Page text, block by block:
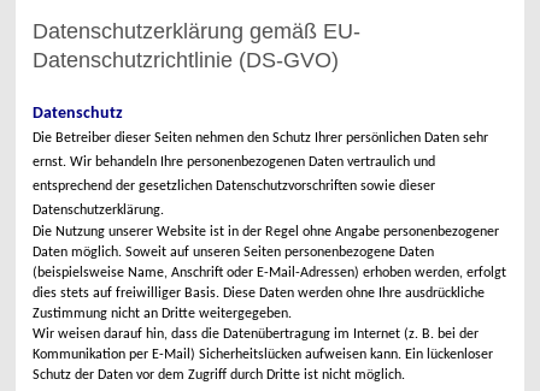
Datenschutzerklärung gemäß EU-
Datenschutzrichtlinie (DS-GVO)
Datenschutz
Die Betreiber dieser Seiten nehmen den Schutz Ihrer persönlichen Daten sehr
ernst. Wir behandeln Ihre personenbezogenen Daten vertraulich und
entsprechend der gesetzlichen Datenschutzvorschriften sowie dieser
Datenschutzerklärung.
Die Nutzung unserer Website ist in der Regel ohne Angabe personenbezogener
Daten möglich. Soweit auf unseren Seiten personenbezogene Daten
(beispielsweise Name, Anschrift oder E-Mail-Adressen) erhoben werden, erfolgt
dies stets auf freiwilliger Basis. Diese Daten werden ohne Ihre ausdrückliche
Zustimmung nicht an Dritte weitergegeben.
Wir weisen darauf hin, dass die Datenübertragung im Internet (z. B. bei der
Kommunikation per E-Mail) Sicherheitslücken aufweisen kann. Ein lückenloser
Schutz der Daten vor dem Zugriff durch Dritte ist nicht möglich.